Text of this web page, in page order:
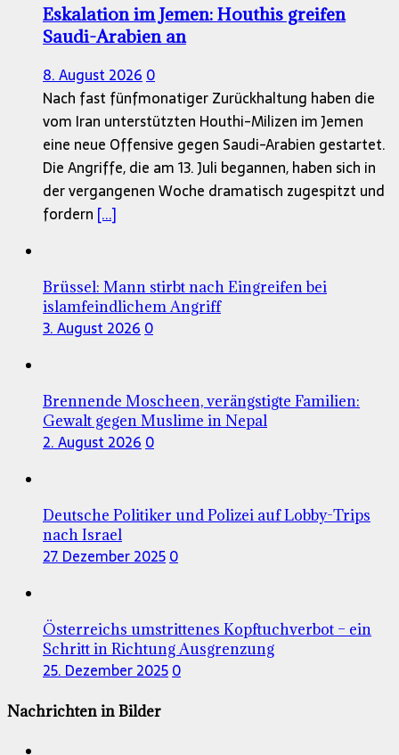
Eskalation im Jemen: Houthis greifen
Saudi-Arabien an
8. August 20260
Nach fast fünfmonatiger Zurückhaltung haben die
vom Iran unterstützten Houthi-Milizen im Jemen
eine neue Offensive gegen Saudi-Arabien gestartet.
Die Angriffe, die am 13. Juli begannen, haben sich in
der vergangenen Woche dramatisch zugespitzt und
fordern [...]
Brüssel: Mann stirbt nach Eingreifen bei
islamfeindlichem Angriff
3. August 20260
Brennende Moscheen, verängstigte Familien:
Gewalt gegen Muslime in Nepal
2. August 20260
Deutsche Politiker und Polizei auf Lobby-Trips
nach Israel
27. Dezember 20250
Österreichs umstrittenes Kopftuchverbot – ein
Schritt in Richtung Ausgrenzung
25. Dezember 20250
Nachrichten in Bilder